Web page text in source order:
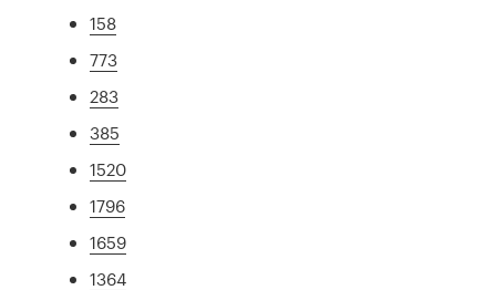
158
773
283
385
1520
1796
1659
1364